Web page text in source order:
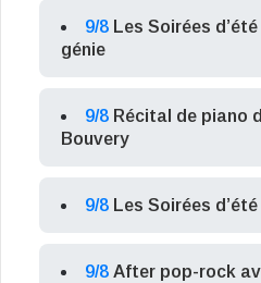
9/8 Les Soirées
génie
9/8 Récital de piano
Bouvery
9/8 Les Soirées
9/8 After pop-rock